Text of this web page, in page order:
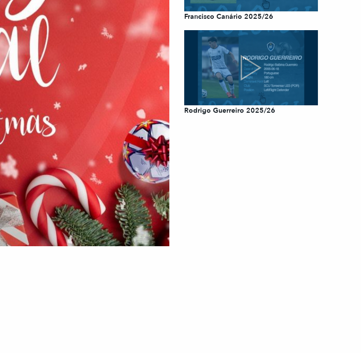
Francisco Canário 2025/26
Rodrigo Guerreiro 2025/26